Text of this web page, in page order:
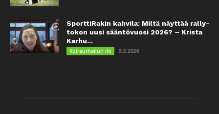
SporttiRakin kahvila: Miltä näyttää rally-
tokon uusi sääntövuosi 2026? – Krista
Karhu...
Koiraurheilun ilo 9.2.2026